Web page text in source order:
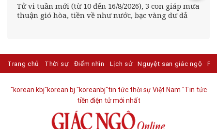
Tử vi tuần mới (từ 10 đến 16/8/2026), 3 con giáp mưa
thuận gió hòa, tiền về như nước, bạc vàng dư dả
Trang chủ Thời sự Điểm nhìn Lịch sử Nguyệt san giác ngộ
"korean kbj​"korean bj "koreanbj​"tin tức thời sự Việt Nam "Tin tức
tiền điện tử mới nhất​